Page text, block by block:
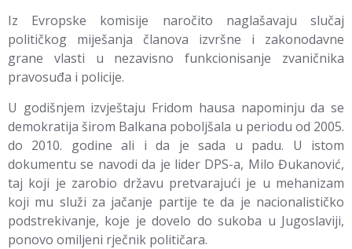
Iz Evropske komisije naročito naglašavaju slučaj
političkog miješanja članova izvršne i zakonodavne
grane vlasti u nezavisno funkcionisanje zvaničnika
pravosuđa i policije.
U godišnjem izvještaju Fridom hausa napominju da se
demokratija širom Balkana poboljšala u periodu od 2005.
do 2010. godine ali i da je sada u padu. U istom
dokumentu se navodi da je lider DPS-a, Milo Đukanović,
taj koji je zarobio državu pretvarajući je u mehanizam
koji mu služi za jačanje partije te da je nacionalističko
podstrekivanje, koje je dovelo do sukoba u Jugoslaviji,
ponovo omiljeni rječnik političara.